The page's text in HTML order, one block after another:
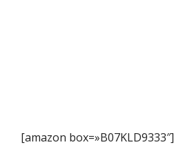
[amazon box=»B07KLD9333″]